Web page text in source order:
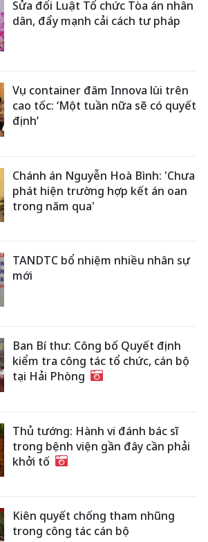
Sửa đổi Luật Tổ chức Tòa án nhân
dân, đẩy mạnh cải cách tư pháp
Vụ container đâm Innova lùi trên
cao tốc: ‘Một tuần nữa sẽ có quyết
định’
Chánh án Nguyễn Hoà Bình: 'Chưa
phát hiện trường hợp kết án oan
trong năm qua'
TANDTC bổ nhiệm nhiều nhân sự
mới
Ban Bí thư: Công bố Quyết định
kiểm tra công tác tổ chức, cán bộ
tại Hải Phòng
Thủ tướng: Hành vi đánh bác sĩ
trong bệnh viện gần đây cần phải
khởi tố
Kiên quyết chống tham nhũng
trong công tác cán bộ